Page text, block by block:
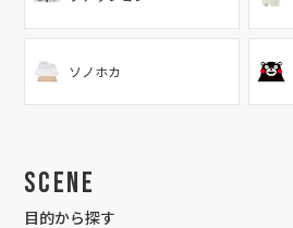
ソノホカ
Scene
目的から探す